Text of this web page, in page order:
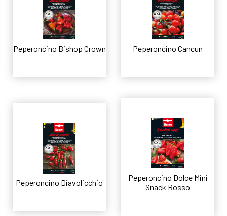
Peperoncino Bishop Crown Peperoncino Cancun
Peperoncino Diavolicchio
Peperoncino Dolce Mini
Snack Rosso